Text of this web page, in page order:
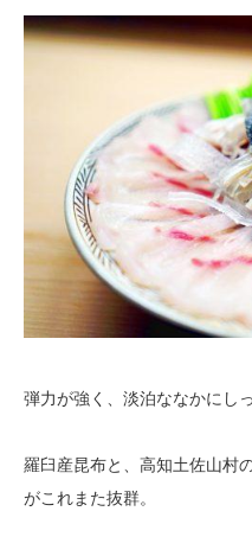
弾力が強く、淡泊ななかにし
羅臼産昆布と、高知土佐山村
がこれまた抜群。